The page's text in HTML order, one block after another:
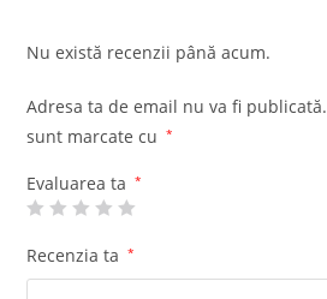
1
n
Nu există recenzii până acum.
Adresa ta de email nu va fi publicată.
sunt marcate cu
*
Evaluarea ta *
Recenzia ta *